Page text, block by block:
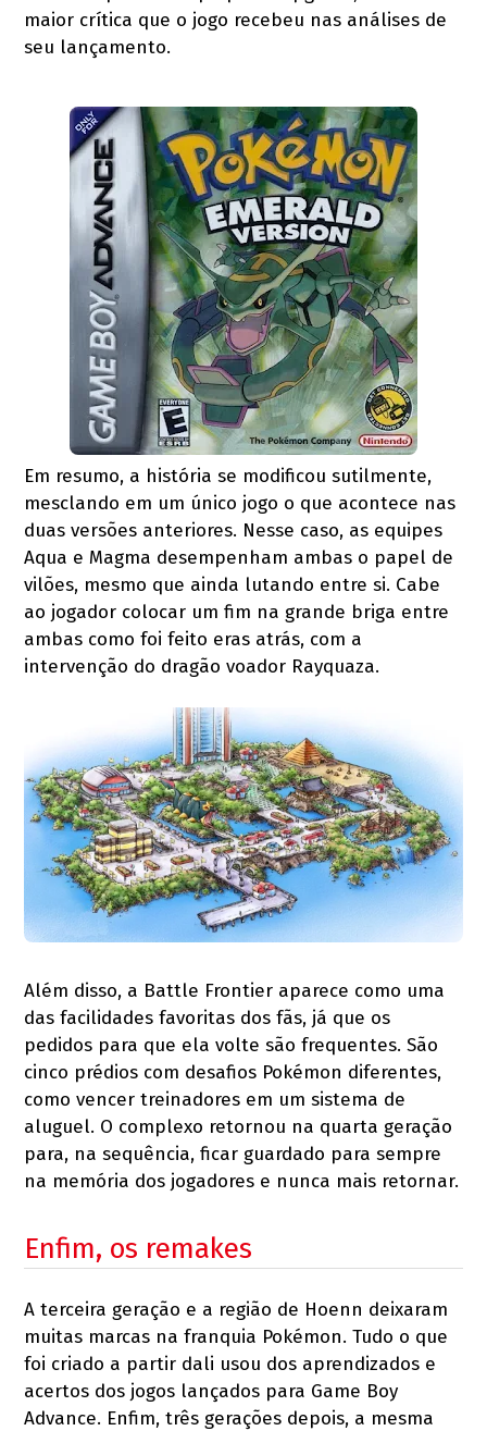
maior crítica que o jogo recebeu nas análises de
seu lançamento.
Em resumo, a história se modificou sutilmente,
mesclando em um único jogo o que acontece nas
duas versões anteriores. Nesse caso, as equipes
Aqua e Magma desempenham ambas o papel de
vilões, mesmo que ainda lutando entre si. Cabe
ao jogador colocar um fim na grande briga entre
ambas como foi feito eras atrás, com a
intervenção do dragão voador Rayquaza.
Além disso, a Battle Frontier aparece como uma
das facilidades favoritas dos fãs, já que os
pedidos para que ela volte são frequentes. São
cinco prédios com desafios Pokémon diferentes,
como vencer treinadores em um sistema de
aluguel. O complexo retornou na quarta geração
para, na sequência, ficar guardado para sempre
na memória dos jogadores e nunca mais retornar.
Enfim, os remakes
A terceira geração e a região de Hoenn deixaram
muitas marcas na franquia Pokémon. Tudo o que
foi criado a partir dali usou dos aprendizados e
acertos dos jogos lançados para Game Boy
Advance. Enfim, três gerações depois, a mesma